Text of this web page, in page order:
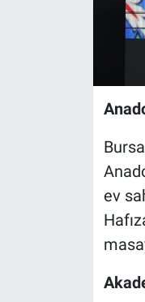
ev
Magazin
Nöbetçi